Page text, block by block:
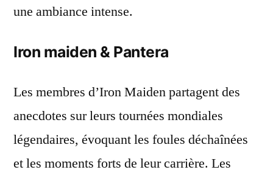
une ambiance intense.
Iron maiden & Pantera
Les membres d’Iron Maiden partagent des
anecdotes sur leurs tournées mondiales
légendaires, évoquant les foules déchaînées
et les moments forts de leur carrière. Les